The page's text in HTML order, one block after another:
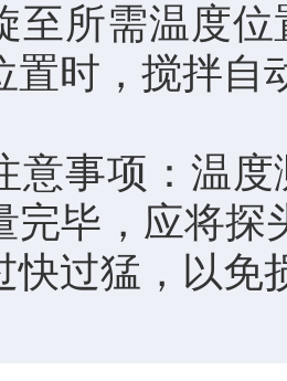
至所需温度
置时，搅拌自
意事项：温
完毕，应将
快过猛，以免